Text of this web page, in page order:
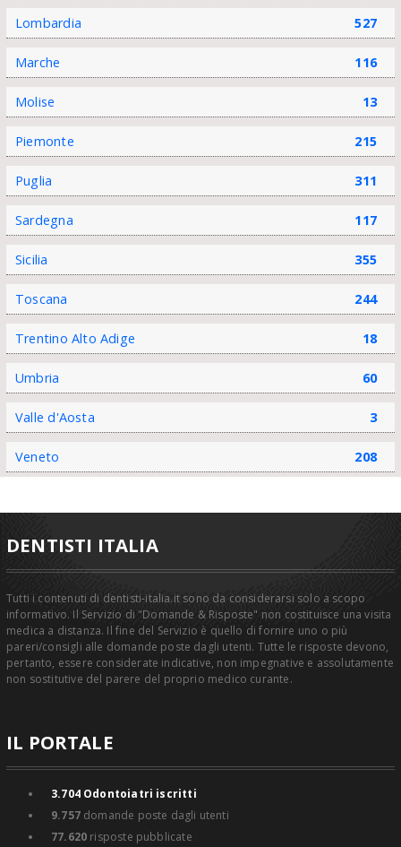
Lombardia 527
Marche 116
Molise 13
Piemonte 215
Puglia 311
Sardegna 117
Sicilia 355
Toscana 244
Trentino Alto Adige 18
Umbria 60
Valle d'Aosta 3
Veneto 208
DENTISTI ITALIA
Tutti i contenuti di dentisti-italia.it sono da considerarsi solo a scopo
informativo. Il Servizio di "Domande & Risposte" non costituisce una visita
medica a distanza. Il fine del Servizio è quello di fornire uno o più
pareri/consigli alle domande poste dagli utenti. Tutte le risposte devono,
pertanto, essere considerate indicative, non impegnative e assolutamente
non sostitutive del parere del proprio medico curante.
IL PORTALE
3.704Odontoiatri iscritti
9.757domande poste dagli utenti
77.620 risposte pubblicate